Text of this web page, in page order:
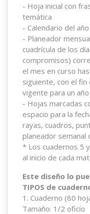
- Hoja inicial con
temática
- Calendario del
- Planeador
cuadrícula de los
compromisos)
el mes en curso
siguiente, con el
vigente para un
- Hojas marcadas
espacio para la
rayas, cuadros,
planeador semanal
* Los cuadernos 5
al inicio de cada
Este diseño lo
TIPOS de
1. Cuaderno (80
Tamaño: 1/2 oficio